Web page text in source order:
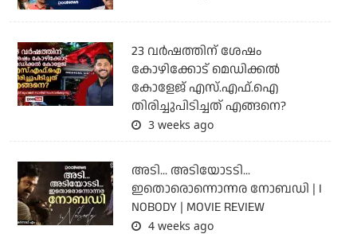
23 വർഷത്തിന് ശേഷം
കോഴിക്കോട് മെഡിക്കൽ
കോളേജ് എസ്.എഫ്.ഐ
തിരിച്ചുപിടിച്ചത് എങ്ങനെ?
3 weeks ago
അടി... അടിയോടടി...
ഇതൊരൊന്നൊന്നര നോബഡി | I
NOBODY | MOVIE REVIEW
4 weeks ago